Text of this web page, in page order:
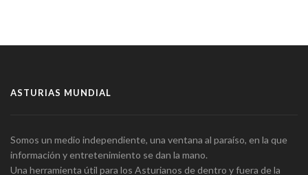
ASTURIAS MUNDIAL
Somos un medio independiente, una ventana al paraíso, en la que
información y entretenimiento se dan la mano.
Una herramienta útil para los Asturianos de dentro y fuera de la